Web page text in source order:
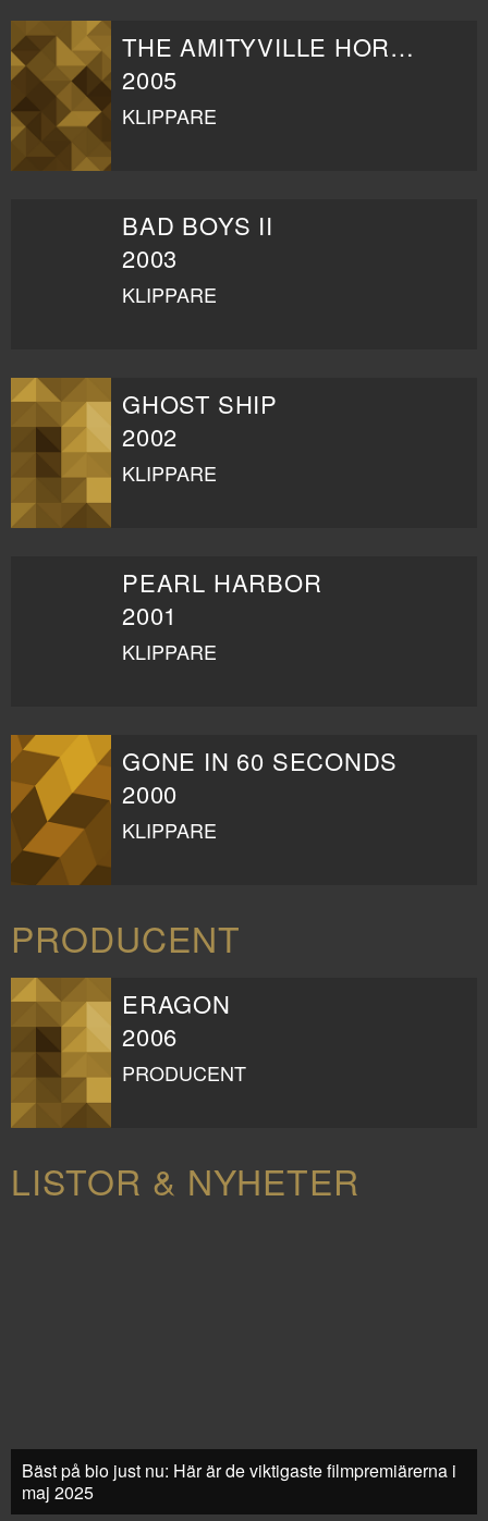
THE AMITYVILLE HORROR
2005
KLIPPARE
BAD BOYS II
2003
KLIPPARE
GHOST SHIP
2002
KLIPPARE
PEARL HARBOR
2001
KLIPPARE
GONE IN 60 SECONDS
2000
KLIPPARE
PRODUCENT
ERAGON
2006
PRODUCENT
LISTOR & NYHETER
Bäst på bio just nu: Här är de viktigaste filmpremiärerna i
maj 2025